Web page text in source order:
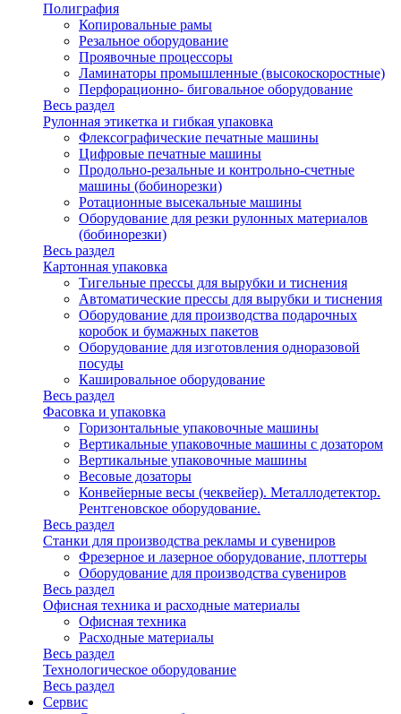
Полиграфия
Копировальные рамы
Резальное оборудование
Проявочные процессоры
Ламинаторы промышленные (высокоскоростные)
Перфорационно- биговальное оборудование
Весь раздел
Рулонная этикетка и гибкая упаковка
Флексографические печатные машины
Цифровые печатные машины
Продольно-резальные и контрольно-счетные
машины (бобинорезки)
Ротационные высекальные машины
Оборудование для резки рулонных материалов
(бобинорезки)
Весь раздел
Картонная упаковка
Тигельные прессы для вырубки и тиснения
Автоматические прессы для вырубки и тиснения
Оборудование для производства подарочных
коробок и бумажных пакетов
Оборудование для изготовления одноразовой
посуды
Кашировальное оборудование
Весь раздел
Фасовка и упаковка
Горизонтальные упаковочные машины
Вертикальные упаковочные машины с дозатором
Вертикальные упаковочные машины
Весовые дозаторы
Конвейерные весы (чеквейер). Металлодетектор.
Рентгеновское оборудование.
Весь раздел
Станки для производства рекламы и сувениров
Фрезерное и лазерное оборудование, плоттеры
Оборудование для производства сувениров
Весь раздел
Офисная техника и расходные материалы
Офисная техника
Расходные материалы
Весь раздел
Технологическое оборудование
Весь раздел
Сервис